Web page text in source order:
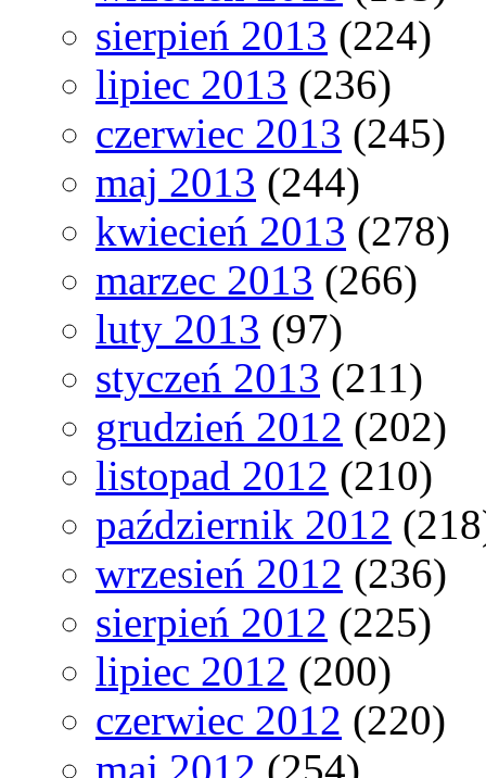
sierpień 2013 (224)
lipiec 2013 (236)
czerwiec 2013 (245)
maj 2013 (244)
kwiecień 2013 (278)
marzec 2013 (266)
luty 2013 (97)
styczeń 2013 (211)
grudzień 2012 (202)
listopad 2012 (210)
październik 2012
wrzesień 2012 (236)
sierpień 2012 (225)
lipiec 2012 (200)
czerwiec 2012 (220)